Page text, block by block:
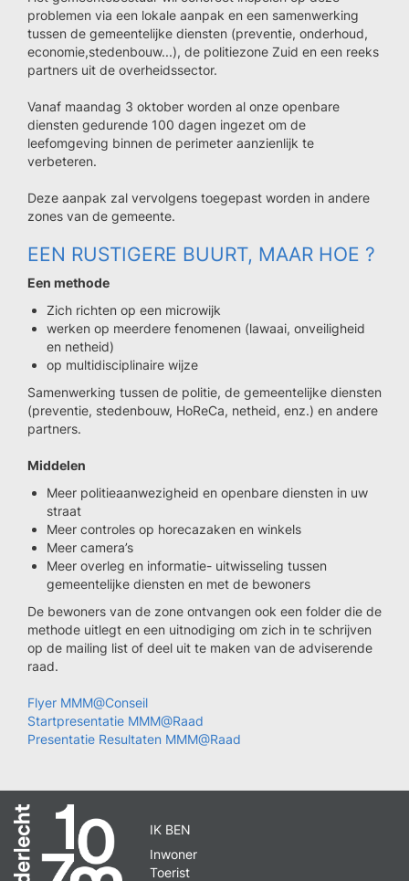
problemen via een lokale aanpak en een samenwerking
tussen de gemeentelijke diensten (preventie, onderhoud,
economie,stedenbouw...), de politiezone Zuid en een reeks
partners uit de overheidssector.
Vanaf maandag 3 oktober worden al onze openbare
diensten gedurende 100 dagen ingezet om de
leefomgeving binnen de perimeter aanzienlijk te
verbeteren.
Deze aanpak zal vervolgens toegepast worden in andere
zones van de gemeente.
EEN RUSTIGERE BUURT, MAAR HOE ?
Een methode
Zich richten op een microwijk
werken op meerdere fenomenen (lawaai, onveiligheid
en netheid)
op multidisciplinaire wijze
Samenwerking tussen de politie, de gemeentelijke diensten
(preventie, stedenbouw, HoReCa, netheid, enz.) en andere
partners.
Middelen
Meer politieaanwezigheid en openbare diensten in uw
straat
Meer controles op horecazaken en winkels
Meer camera’s
Meer overleg en informatie- uitwisseling tussen
gemeentelijke diensten en met de bewoners
De bewoners van de zone ontvangen ook een folder die de
methode uitlegt en een uitnodiging om zich in te schrijven
op de mailing list of deel uit te maken van de adviserende
raad.
Flyer MMM@Conseil
Startpresentatie MMM@Raad
Presentatie Resultaten MMM@Raad
IK BEN
Inwoner
Toerist